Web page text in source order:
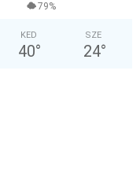
79%
KED
40°
SZE
24°